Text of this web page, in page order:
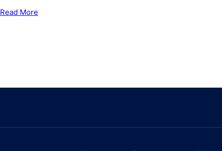
Read More